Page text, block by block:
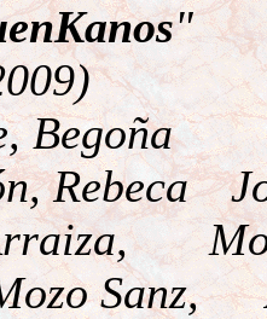
"
Begoña
Rebeca
Sanz,